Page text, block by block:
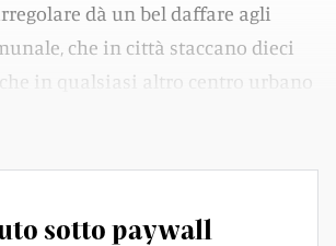
dà un bel daffare agli
che in città staccano dieci
in qualsiasi altro centro urbano
sotto paywall